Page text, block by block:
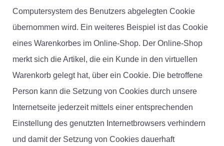
Computersystem des Benutzers abgelegten Cookie
übernommen wird. Ein weiteres Beispiel ist das Cookie
eines Warenkorbes im Online-Shop. Der Online-Shop
merkt sich die Artikel, die ein Kunde in den virtuellen
Warenkorb gelegt hat, über ein Cookie. Die betroffene
Person kann die Setzung von Cookies durch unsere
Internetseite jederzeit mittels einer entsprechenden
Einstellung des genutzten Internetbrowsers verhindern
und damit der Setzung von Cookies dauerhaft